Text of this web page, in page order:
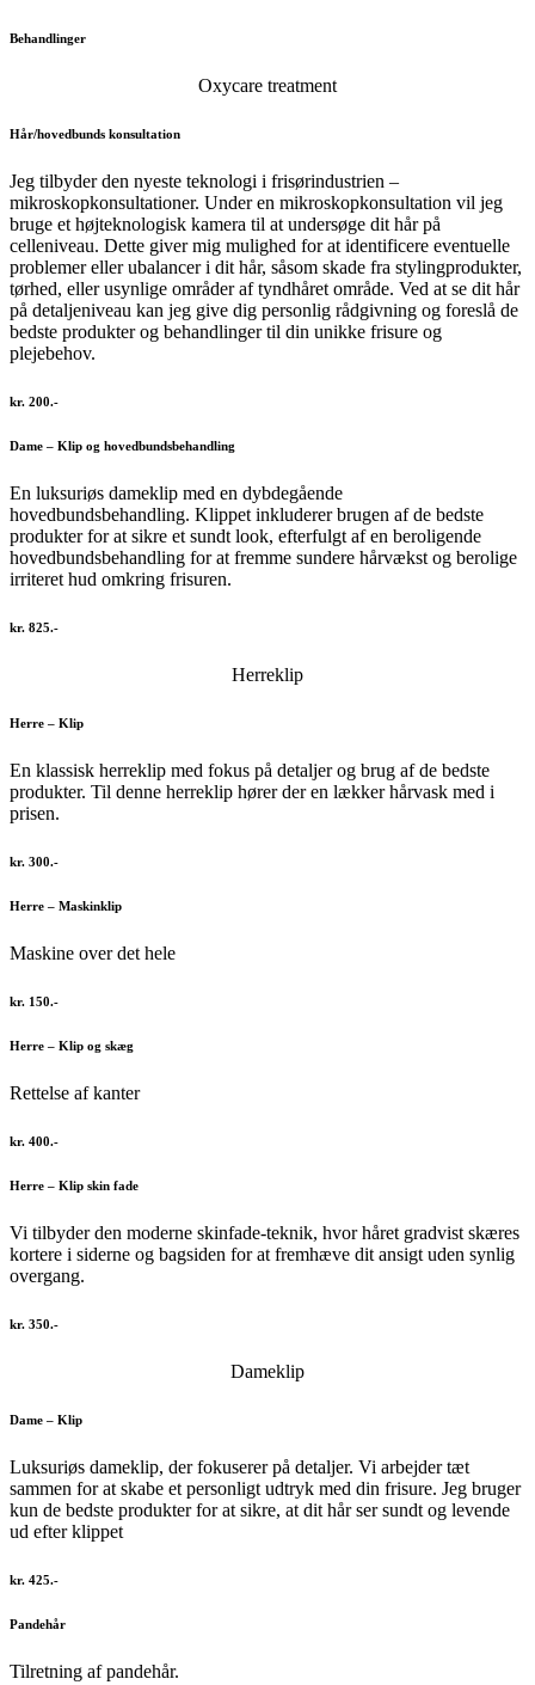
Behandlinger
Oxycare treatment
Hår/hovedbunds konsultation
Jeg tilbyder den nyeste teknologi i frisørindustrien –
mikroskopkonsultationer. Under en mikroskopkonsultation vil jeg
bruge et højteknologisk kamera til at undersøge dit hår på
celleniveau. Dette giver mig mulighed for at identificere eventuelle
problemer eller ubalancer i dit hår, såsom skade fra stylingprodukter,
tørhed, eller usynlige områder af tyndhåret område. Ved at se dit hår
på detaljeniveau kan jeg give dig personlig rådgivning og foreslå de
bedste produkter og behandlinger til din unikke frisure og
plejebehov.
kr. 200.-
Dame – Klip og hovedbundsbehandling
En luksuriøs dameklip med en dybdegående
hovedbundsbehandling. Klippet inkluderer brugen af de bedste
produkter for at sikre et sundt look, efterfulgt af en beroligende
hovedbundsbehandling for at fremme sundere hårvækst og berolige
irriteret hud omkring frisuren.
kr. 825.-
Herreklip
Herre – Klip
En klassisk herreklip med fokus på detaljer og brug af de bedste
produkter. Til denne herreklip hører der en lækker hårvask med i
prisen.
kr. 300.-
Herre – Maskinklip
Maskine over det hele
kr. 150.-
Herre – Klip og skæg
Rettelse af kanter
kr. 400.-
Herre – Klip skin fade
Vi tilbyder den moderne skinfade-teknik, hvor håret gradvist skæres
kortere i siderne og bagsiden for at fremhæve dit ansigt uden synlig
overgang.
kr. 350.-
Dameklip
Dame – Klip
Luksuriøs dameklip, der fokuserer på detaljer. Vi arbejder tæt
sammen for at skabe et personligt udtryk med din frisure. Jeg bruger
kun de bedste produkter for at sikre, at dit hår ser sundt og levende
ud efter klippet
kr. 425.-
Pandehår
Tilretning af pandehår.